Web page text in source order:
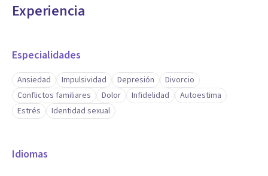
Experiencia
Especialidades
Ansiedad Impulsividad Depresión
Divorcio
Conflictos familiares
Dolor Infidelidad
Autoestima
Estrés
Identidad sexual
Idiomas